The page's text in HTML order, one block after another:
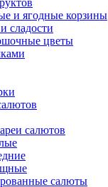
и ягодные корзины
сладости
цветы
салютов
салюты